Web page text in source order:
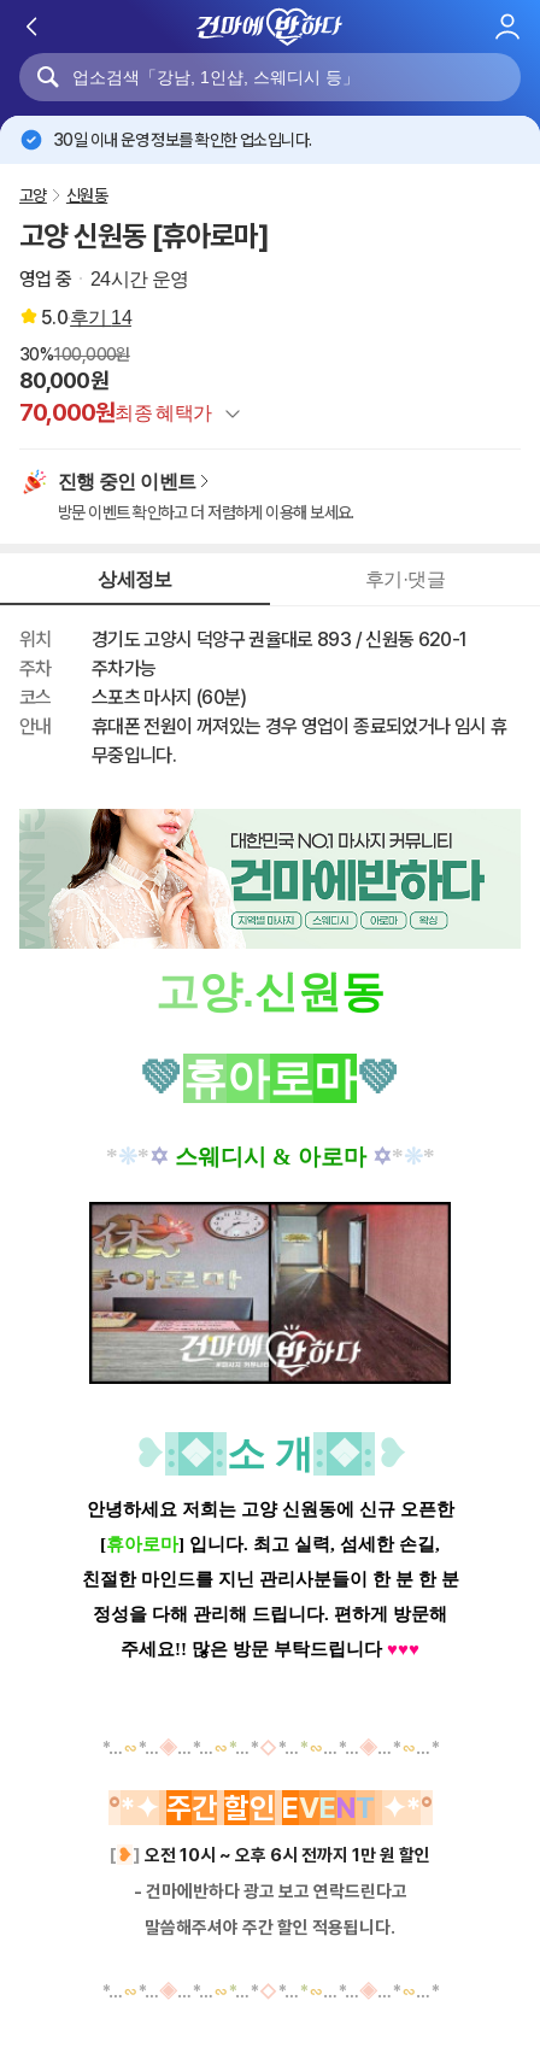
로
30일 이내 운영 정보를 확인한 업소입니다.
고양 신원동
고양 신원동 [휴아로마]
영업 중 24시간 운영
5.0후기 14
30%100,000원
80,000원
70,000원최종 혜택가
건마에반하다 특별할인
이벤트 할인
최종 혜택가 70,000원
진행 중인 이벤트
방문 이벤트 확인하고 더 저렴하게 이용해 보세요.
상세정보 후기·댓글
위치
경기도 고양시 덕양구 권율대로 893 / 신원동 620-1
주차
주차가능
코스
스포츠 마사지 (60분)
안내
휴대폰 전원이 꺼져있는 경우 영업이 종료되었거나 임시 휴
무중입니다.
고양.신원동
💚휴아로마💚
*❊*✡ 스웨디시 & 아로마 ✡*❊*
❥:❖:소 개 :❖: ❥
안녕하세요 저희는 고양 신원동에 신규 오픈한
[휴아로마] 입니다. 최고 실력, 섬세한 손길,
친절한 마인드를 지닌 관리사분들이 한 분 한 분
정성을 다해 관리해 드립니다. 편하게 방문해
주세요!! 많은 방문 부탁드립니다 ♥♥♥
*…∽*…◈…*…∽*…*◇*…*∽…*…◈…*∽…*
°*✦ 주간 할인 EVENT ✦*°
[❥] 오전 10시 ~ 오후 6시 전까지 1만 원 할인
- 건마에반하다 광고 보고 연락드린다고
말씀해주셔야 주간 할인 적용됩니다.
*…∽*…◈…*…∽*…*◇*…*∽…*…◈…*∽…*